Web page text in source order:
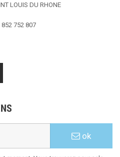
LOUIS DU RHONE
852 752 807
ok